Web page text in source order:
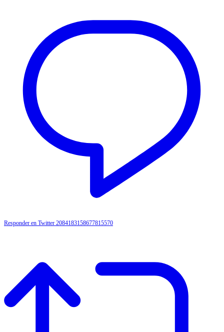
Responder en Twitter 2084183158677815570